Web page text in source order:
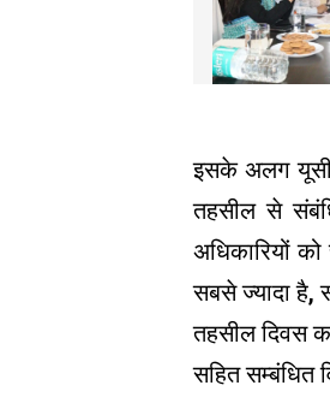
इसके अलग
तहसील से
अधिकारियों
सबसे ज्यादा है,
तहसील दिवस
सहित सम्बंधित